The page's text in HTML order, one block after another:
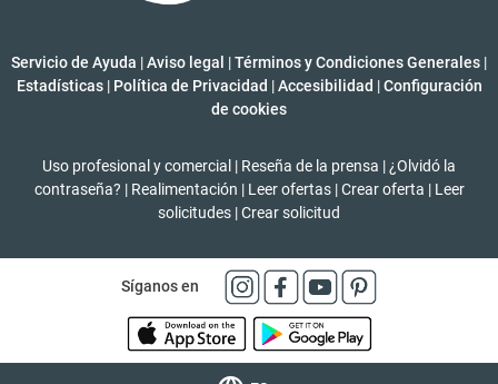
Servicio de Ayuda |Aviso legal |Términos y Condiciones Generales |
Estadísticas | Política de Privacidad | Accesibilidad | Configuración
de cookies
Uso profesional y comercial | Reseña de la prensa | ¿Olvidó la
contraseña? | Realimentación | Leer ofertas | Crear oferta | Leer
solicitudes |Crear solicitud
Síganos en